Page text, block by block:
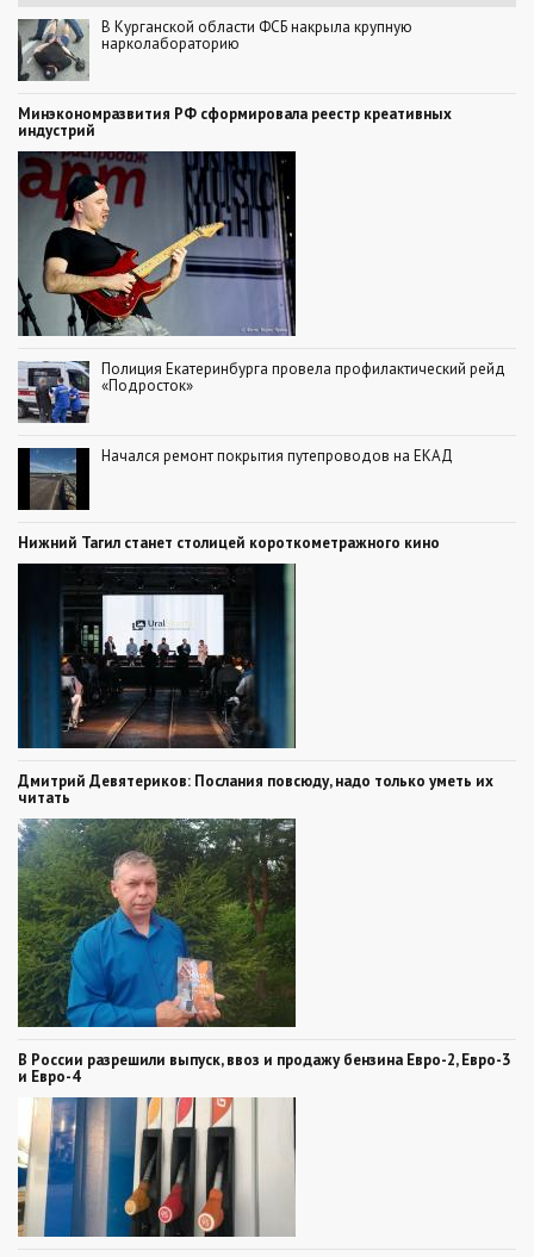
В Курганской области ФСБ накрыла крупную
нарколабораторию
Минэкономразвития РФ сформировала реестр креативных
индустрий
Полиция Екатеринбурга провела профилактический рейд
«Подросток»
Начался ремонт покрытия путепроводов на ЕКАД
Нижний Тагил станет столицей короткометражного кино
Дмитрий Девятериков: Послания повсюду, надо только уметь их
читать
В России разрешили выпуск, ввоз и продажу бензина Евро-2, Евро-3
и Евро-4